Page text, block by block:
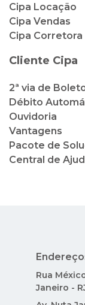
Cipa Locação
Cipa Vendas
Cipa
Cliente Cipa
2ª via de
Débito
Ouvidoria
Vantagens
Pacote de
Central de
Rua
Janeiro -